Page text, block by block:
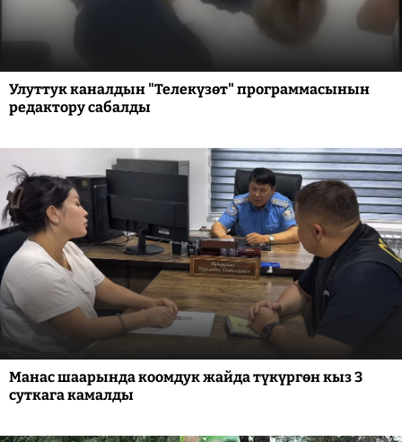
Улуттук каналдын "Телекүзөт" программасынын
редактору сабалды
Манас шаарында коомдук жайда түкүргөн кыз 3
суткага камалды